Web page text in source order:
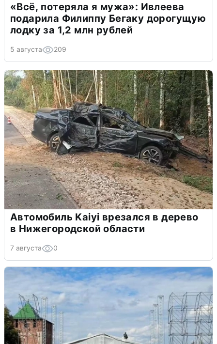
«Всё, потеряла я мужа»: Ивлеева
подарила Филиппу Бегаку дорогущую
лодку за 1,2 млн рублей
5 августа 209
Автомобиль Kaiyi врезался в дерево
в Нижегородской области
7 августа 0